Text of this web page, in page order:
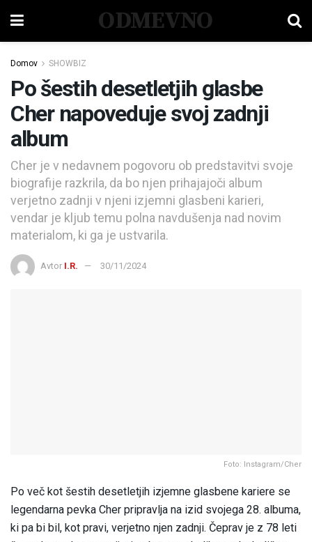
ODMEVNO
Domov SHOWBIZ
Po šestih desetletjih glasbe
Cher napoveduje svoj zadnji
album
Cher je v nedavnem pogovoru ob predstavitvi svoje
biografije razkrila, da bo njen prihajajoči album
verjetno zadnji v njeni izjemni glasbeni karieri,
vendar je kljub temu polna navdušenja nad novim
materialom, ki ga je ustvarila.
Avtor I.R. 30/11/2024
Foto: Instagram/Cher
Po več kot šestih desetletjih izjemne glasbene kariere se
legendarna pevka Cher pripravlja na izid svojega 28. albuma,
ki pa bi bil, kot pravi, verjetno njen zadnji. Čeprav je z 78 leti